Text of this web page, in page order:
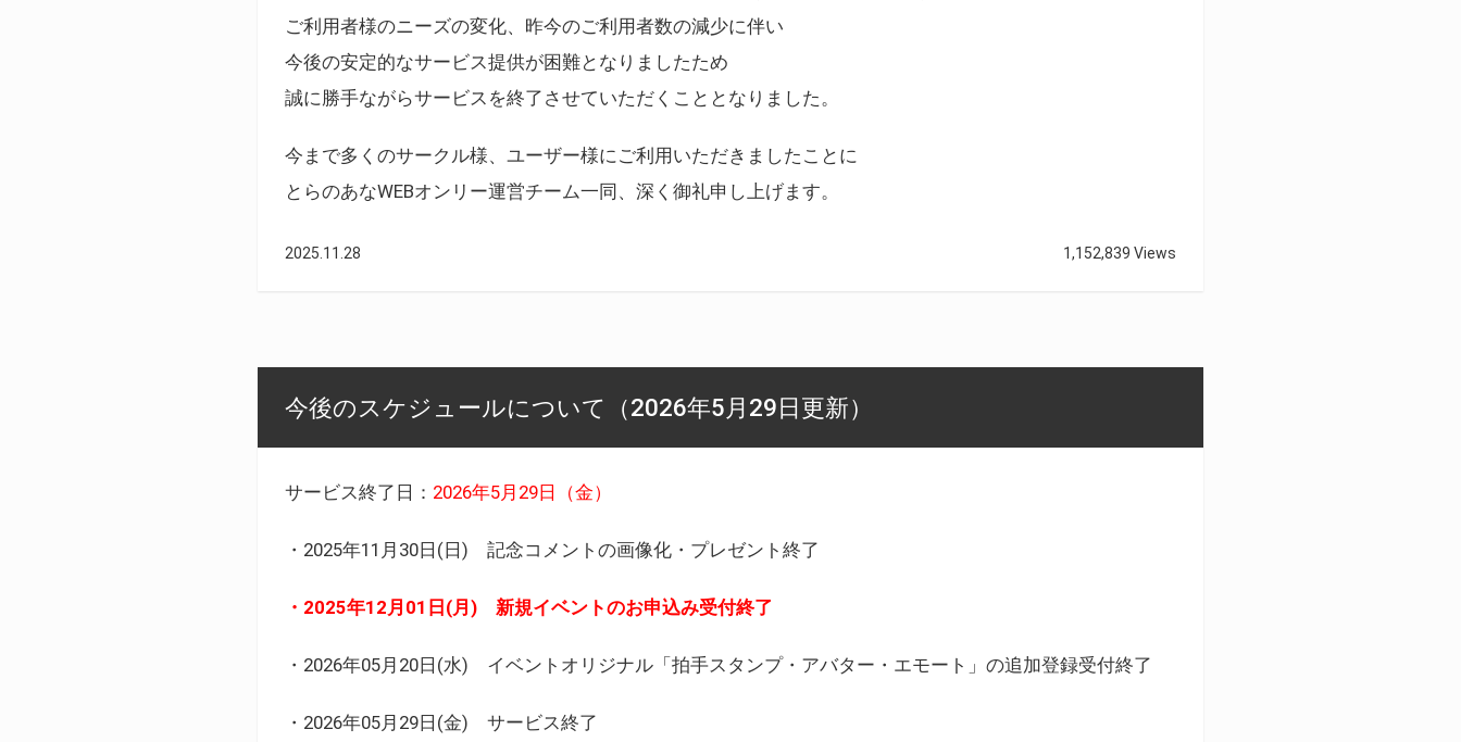
ご利用者様のニーズの変化、昨今のご利用者数の減少に伴い
今後の安定的なサービス提供が困難となりましたため
誠に勝手ながらサービスを終了させていただくこととなりました。
今まで多くのサークル様、ユーザー様にご利用いただきましたことに
とらのあなWEBオンリー運営チーム一同、深く御礼申し上げます。
2025.11.28 1,152,839 Views
今後のスケジュールについて（2026年5月29日更新）
サービス終了日： 2026年5月29日（金）
・2025年11月30日(日) 記念コメントの画像化・プレゼント終了
・2025年12月01日(月) 新規イベントのお申込み受付終了
・2026年05月20日(水) イベントオリジナル「拍手スタンプ・アバター・エモート」の追加登録受付終了
・2026年05月29日(金) サービス終了